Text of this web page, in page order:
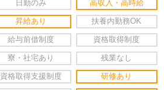
日勤のみ 高収入・高時給
昇給あり 扶養内勤務OK
給与前借制度 資格取得制度
寮・社宅あり 残業なし
資格取得支援制度 研修あり